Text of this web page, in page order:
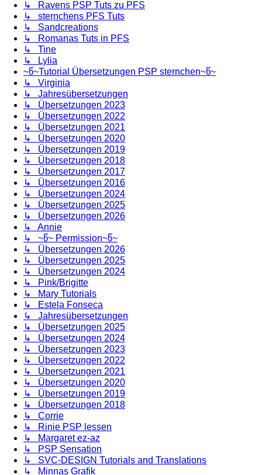
↳ Ravens PSP Tuts zu PFS
↳ sternchens PFS Tuts
↳ Sandcreations
↳ Romanas Tuts in PFS
↳ Tine
↳ Lylia
~წ~Tutorial Übersetzungen PSP sternchen~წ~
↳ Virginia
↳ Jahresübersetzungen
↳ Übersetzungen 2023
↳ Übersetzungen 2022
↳ Übersetzungen 2021
↳ Übersetzungen 2020
↳ Übersetzungen 2019
↳ Übersetzungen 2018
↳ Übersetzungen 2017
↳ Übersetzungen 2016
↳ Übersetzungen 2024
↳ Übersetzungen 2025
↳ Übersetzungen 2026
↳ Annie
↳ ~წ~ Permission~წ~
↳ Übersetzungen 2026
↳ Übersetzungen 2025
↳ Übersetzungen 2024
↳ Pink/Brigitte
↳ Mary Tutorials
↳ Estela Fonseca
↳ Jahresübersetzungen
↳ Übersetzungen 2025
↳ Übersetzungen 2024
↳ Übersetzungen 2023
↳ Übersetzungen 2022
↳ Übersetzungen 2021
↳ Übersetzungen 2020
↳ Übersetzungen 2019
↳ Übersetzungen 2018
↳ Corrie
↳ Rinie PSP lessen
↳ Margaret ez-az
↳ PSP Sensation
↳ SVC-DESIGN Tutorials and Translations
↳ Minnas Grafik